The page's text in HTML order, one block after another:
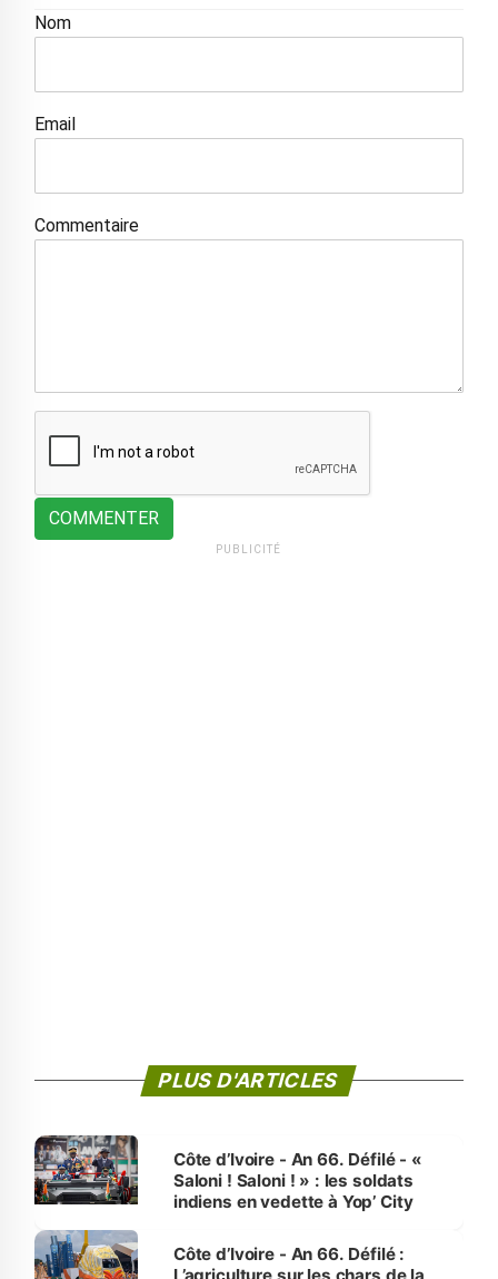
Nom
Email
Commentaire
COMMENTER
PUBLICITÉ
PLUS D'ARTICLES
Côte d’Ivoire - An 66. Défilé - «
Saloni ! Saloni ! » : les soldats
indiens en vedette à Yop’ City
Côte d’Ivoire - An 66. Défilé :